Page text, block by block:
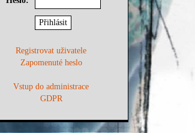
Registrovat uživatele
Zapomenuté heslo
Vstup do administrace
GDPR